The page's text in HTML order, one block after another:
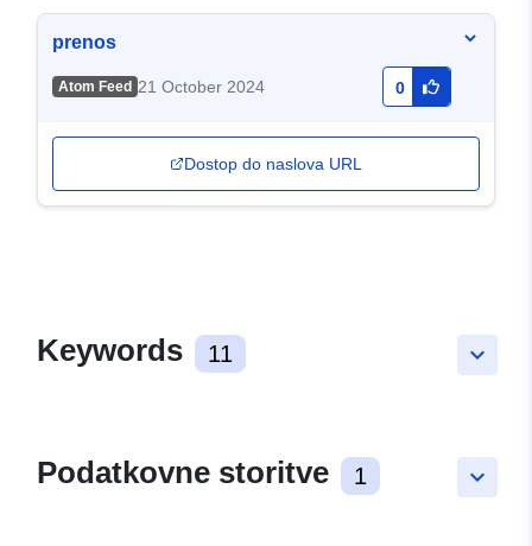
prenos
Atom Feed 21 October 2024 0
Dostop do naslova URL
keyboard_arrow_down
Keywords 11
keyboard_arrow_down
Podatkovne storitve 1